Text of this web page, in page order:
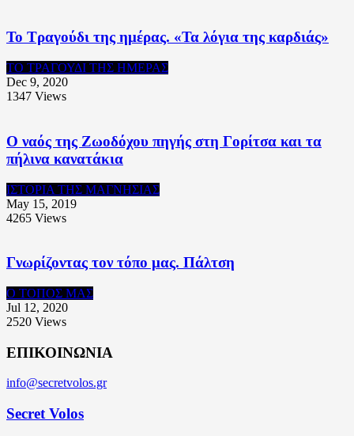
Το Τραγούδι της ημέρας. «Τα λόγια της καρδιάς»
ΤΟ ΤΡΑΓΟΥΔΙ ΤΗΣ ΗΜΕΡΑΣ
Dec 9, 2020
1347 Views
Ο ναός της Ζωοδόχου πηγής στη Γορίτσα και τα
πήλινα κανατάκια
ΙΣΤΟΡΙΑ ΤΗΣ ΜΑΓΝΗΣΙΑΣ
May 15, 2019
4265 Views
Γνωρίζοντας τον τόπο μας. Πάλτση
Ο ΤΟΠΟΣ ΜΑΣ
Jul 12, 2020
2520 Views
ΕΠΙΚΟΙΝΩΝΙΑ
info@secretvolos.gr
Secret Volos